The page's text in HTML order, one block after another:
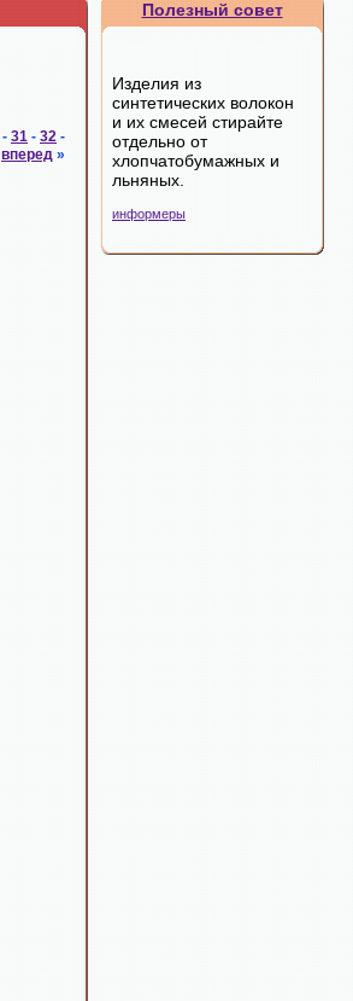
- 31 - 32 -
вперед »
Полезный совет
Изделия из
синтетических волокон
и их смесей стирайте
отдельно от
хлопчатобумажных и
льняных.
информеры